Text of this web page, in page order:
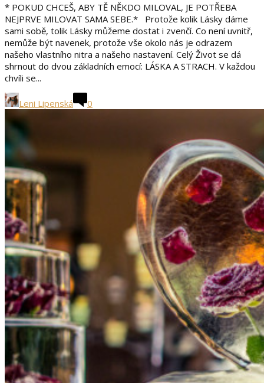
* POKUD CHCEŠ, ABY TĚ NĚKDO MILOVAL, JE POTŘEBA
NEJPRVE MILOVAT SAMA SEBE.* Protože kolik Lásky dáme
sami sobě, tolik Lásky můžeme dostat i zvenčí. Co není uvnitř,
nemůže být navenek, protože vše okolo nás je odrazem
našeho vlastního nitra a našeho nastavení. Celý Život se dá
shrnout do dvou základních emocí: LÁSKA A STRACH. V každou
chvíli se...
Leni Lipenská 0